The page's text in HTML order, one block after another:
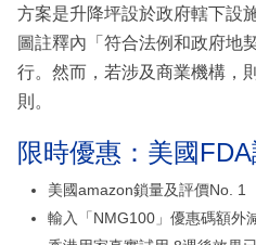
方案是升降坪設於政府轄下設
圖註釋內「符合法例和政府地
行。然而，若涉及商業機構，
則。
限時優惠：美國
美國amazon鎖量及評價No. 1
輸入「NMG100」優惠碼額外